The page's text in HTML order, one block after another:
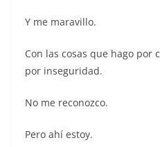
Y me maravillo.
Con las cosas que hago por
por inseguridad.
No me reconozco.
Pero ahí estoy.